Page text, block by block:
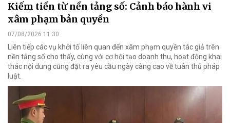
Kiếm tiền từ nền tảng số: Cảnh báo hành vi
xâm phạm bản quyền
07/08/2026 11:30
Liên tiếp các vụ khởi tố liên quan đến xâm phạm quyền tác giả trên
nền tảng số cho thấy, cùng với cơ hội tạo doanh thu, hoạt động khai
thác nội dung cũng đặt ra yêu cầu ngày càng cao về tuân thủ pháp
luật.